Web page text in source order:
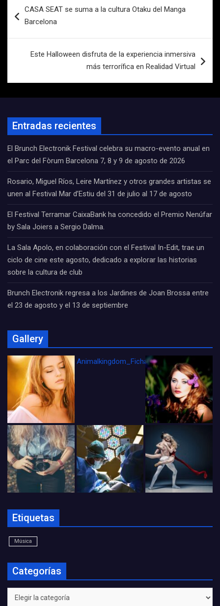
de
CASA SEAT se suma a la cultura Otaku del Manga
Barcelona
Este Halloween disfruta de la experiencia inmersiva
más terrorífica en Realidad Virtual
Entradas recientes
El Brunch Electronik Festival celebra su macro-evento anual en
el Parc del Fòrum Barcelona 7, 8 y 9 de agosto de 2026
Rosario, Miguel Ríos, Leire Martínez y otros grandes artistas se
unen al Festival Mar d’Estiu del 31 de julio al 17 de agosto
El Festival Terramar CaixaBank ha concedido el Premio Nenúfar
by Sala Joiers a Sergio Dalma.
La Sala Apolo, en colaboración con el Festival In-Edit, trae un
ciclo de cine este agosto, dedicado a explorar las historias
sobre la cultura de club
Brunch Electronik regresa a los Jardines de Joan Brossa entre
el 23 de agosto y el 13 de septiembre
Gallery
Animalkingdom_FichaCine
Etiquetas
Música
Categorías
Categorías